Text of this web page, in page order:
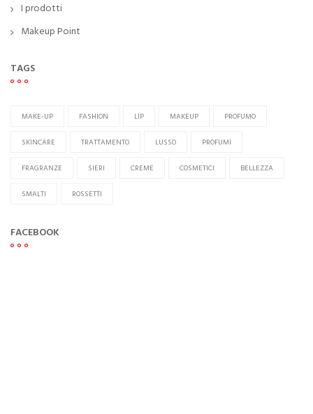
I prodotti
Makeup Point
TAGS
MAKE-UP FASHION LIP MAKEUP PROFUMO
SKINCARE TRATTAMENTO LUSSO PROFUMI
FRAGRANZE SIERI CREME COSMETICI BELLEZZA
SMALTI ROSSETTI
FACEBOOK